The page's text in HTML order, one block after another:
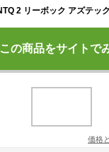
この商品をサイトで
価格